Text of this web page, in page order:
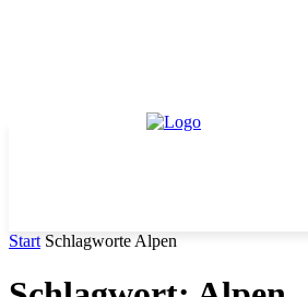
Start Schlagworte Alpen